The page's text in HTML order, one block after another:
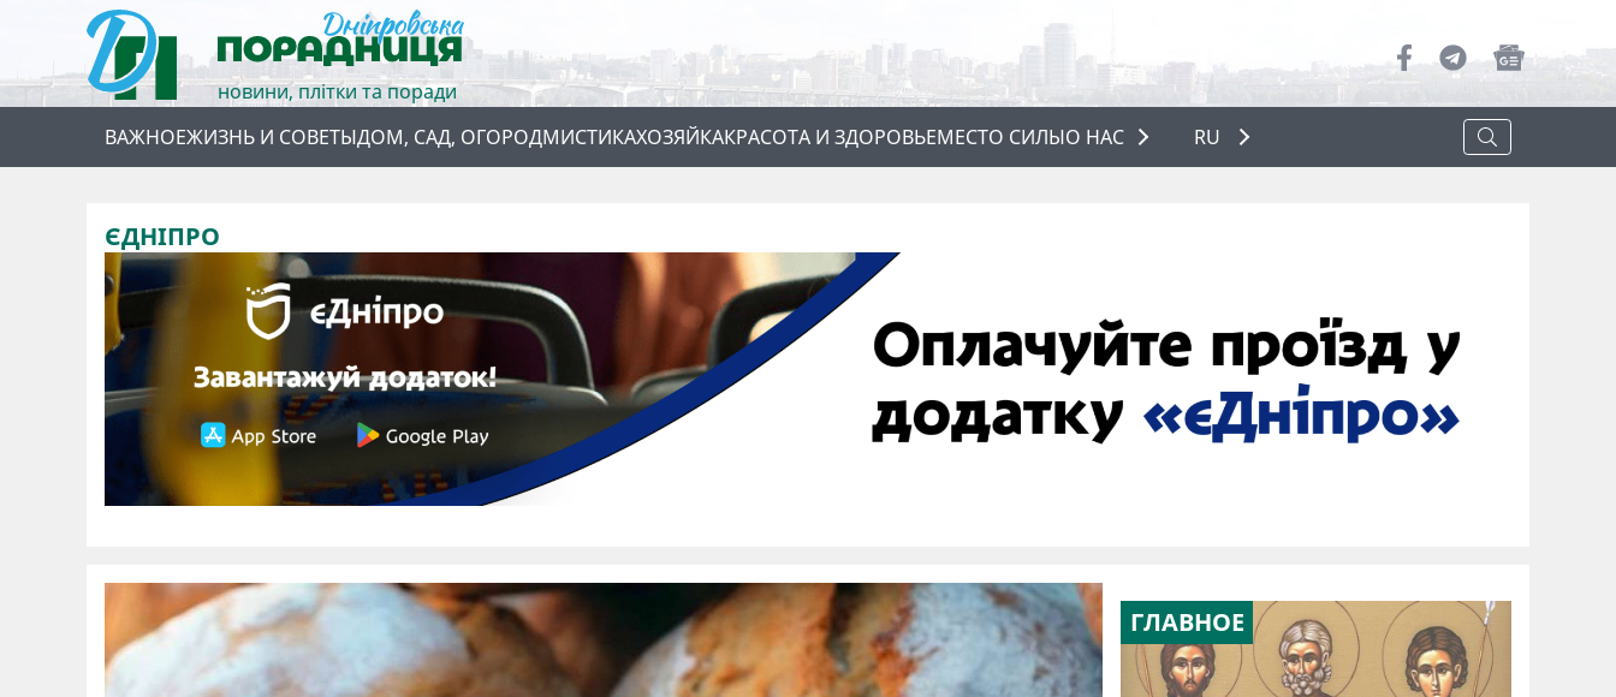
новини, плітки та поради
ВАЖНОЕЖИЗНЬ И СОВЕТЫДОМ, САД, ОГОРОДМИСТИКАХОЗЯЙКАКРАСОТА И ЗДОРОВЬЕМЕСТО СИЛЫО НАС
RU
ЄДНІПРО
ГЛАВНОЕ